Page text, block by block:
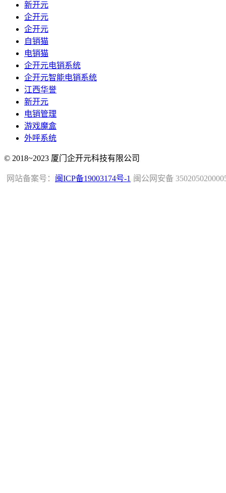
新开元
企开元
企开元
自销猫
电销猫
企开元电销系统
企开元智能电销系统
江西华誉
新开元
电销管理
游戏魔盒
外呼系统
© 2018~2023 厦门企开元科技有限公司
闽公网安备
网站备案号： 闽ICP备19003174号-1